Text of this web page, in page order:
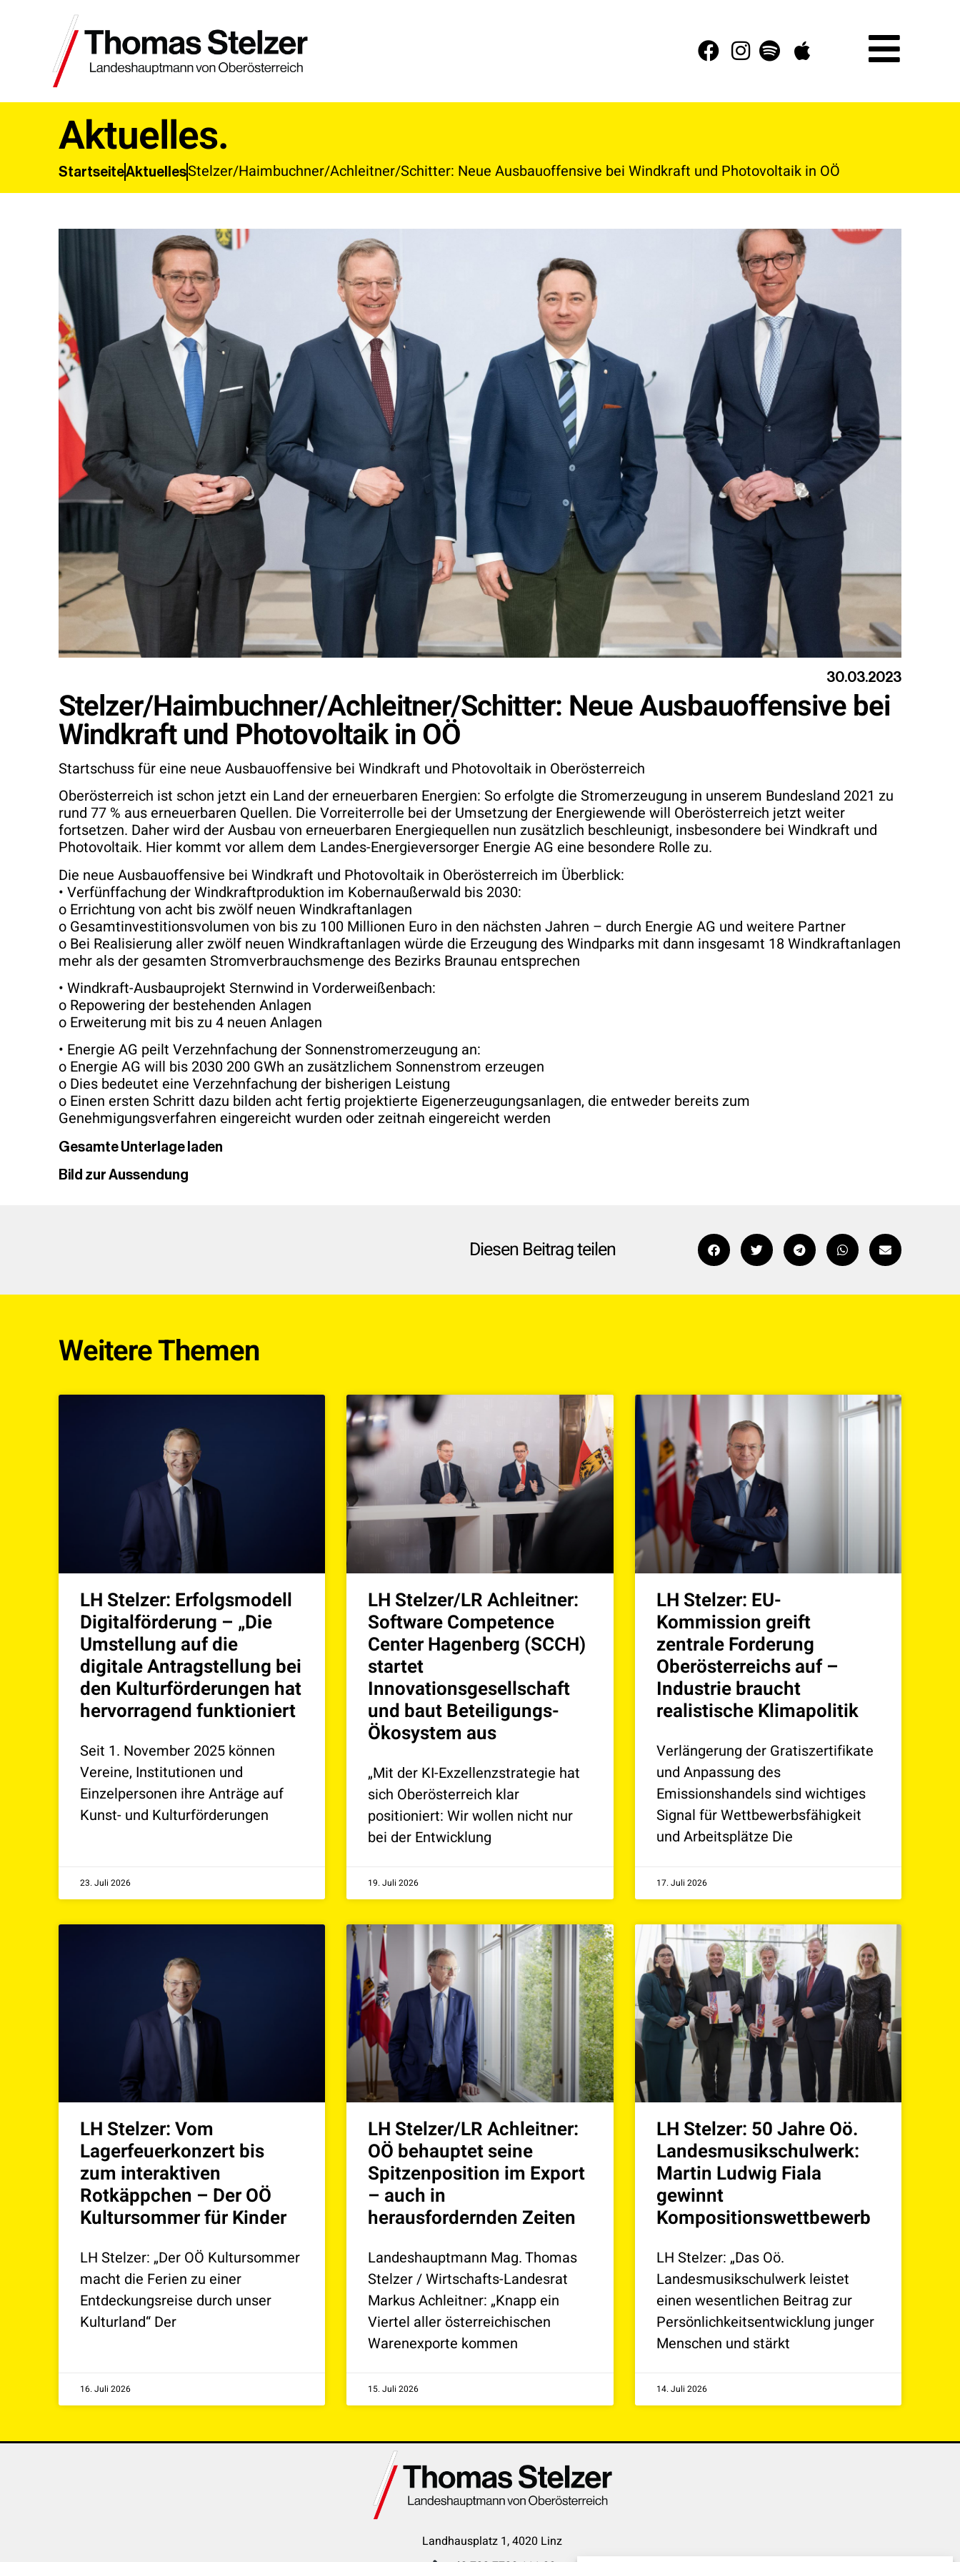
Aktuelles.
StartseiteAktuellesStelzer/Haimbuchner/Achleitner/Schitter: Neue Ausbauoffensive bei Windkraft und Photovoltaik in OÖ
30.03.2023
Stelzer/Haimbuchner/Achleitner/Schitter: Neue Ausbauoffensive bei
Windkraft und Photovoltaik in OÖ
Startschuss für eine neue Ausbauoffensive bei Windkraft und Photovoltaik in Oberösterreich
Oberösterreich ist schon jetzt ein Land der erneuerbaren Energien: So erfolgte die Stromerzeugung in unserem Bundesland 2021 zu
rund 77 % aus erneuerbaren Quellen. Die Vorreiterrolle bei der Umsetzung der Energiewende will Oberösterreich jetzt weiter
fortsetzen. Daher wird der Ausbau von erneuerbaren Energiequellen nun zusätzlich beschleunigt, insbesondere bei Windkraft und
Photovoltaik. Hier kommt vor allem dem Landes-Energieversorger Energie AG eine besondere Rolle zu.
Die neue Ausbauoffensive bei Windkraft und Photovoltaik in Oberösterreich im Überblick:
• Verfünffachung der Windkraftproduktion im Kobernaußerwald bis 2030:
o Errichtung von acht bis zwölf neuen Windkraftanlagen
o Gesamtinvestitionsvolumen von bis zu 100 Millionen Euro in den nächsten Jahren – durch Energie AG und weitere Partner
o Bei Realisierung aller zwölf neuen Windkraftanlagen würde die Erzeugung des Windparks mit dann insgesamt 18 Windkraftanlagen
mehr als der gesamten Stromverbrauchsmenge des Bezirks Braunau entsprechen
• Windkraft-Ausbauprojekt Sternwind in Vorderweißenbach:
o Repowering der bestehenden Anlagen
o Erweiterung mit bis zu 4 neuen Anlagen
• Energie AG peilt Verzehnfachung der Sonnenstromerzeugung an:
o Energie AG will bis 2030 200 GWh an zusätzlichem Sonnenstrom erzeugen
o Dies bedeutet eine Verzehnfachung der bisherigen Leistung
o Einen ersten Schritt dazu bilden acht fertig projektierte Eigenerzeugungsanlagen, die entweder bereits zum
Genehmigungsverfahren eingereicht wurden oder zeitnah eingereicht werden
Gesamte Unterlage laden
Bild zur Aussendung
Diesen Beitrag teilen
Weitere Themen
LH Stelzer: Erfolgsmodell
Digitalförderung – „Die
Umstellung auf die
digitale Antragstellung bei
den Kulturförderungen hat
hervorragend funktioniert
Seit 1. November 2025 können
Vereine, Institutionen und
Einzelpersonen ihre Anträge auf
Kunst- und Kulturförderungen
23. Juli 2026
LH Stelzer/LR Achleitner:
Software Competence
Center Hagenberg (SCCH)
startet
Innovationsgesellschaft
und baut Beteiligungs-
Ökosystem aus
„Mit der KI-Exzellenzstrategie hat
sich Oberösterreich klar
positioniert: Wir wollen nicht nur
bei der Entwicklung
19. Juli 2026
LH Stelzer: EU-
Kommission greift
zentrale Forderung
Oberösterreichs auf –
Industrie braucht
realistische Klimapolitik
Verlängerung der Gratiszertifikate
und Anpassung des
Emissionshandels sind wichtiges
Signal für Wettbewerbsfähigkeit
und Arbeitsplätze Die
17. Juli 2026
LH Stelzer: Vom
Lagerfeuerkonzert bis
zum interaktiven
Rotkäppchen – Der OÖ
Kultursommer für Kinder
LH Stelzer: „Der OÖ Kultursommer
macht die Ferien zu einer
Entdeckungsreise durch unser
Kulturland“ Der
16. Juli 2026
LH Stelzer/LR Achleitner:
OÖ behauptet seine
Spitzenposition im Export
– auch in
herausfordernden Zeiten
Landeshauptmann Mag. Thomas
Stelzer / Wirtschafts-Landesrat
Markus Achleitner: „Knapp ein
Viertel aller österreichischen
Warenexporte kommen
15. Juli 2026
LH Stelzer: 50 Jahre Oö.
Landesmusikschulwerk:
Martin Ludwig Fiala
gewinnt
Kompositionswettbewerb
LH Stelzer: „Das Oö.
Landesmusikschulwerk leistet
einen wesentlichen Beitrag zur
Persönlichkeitsentwicklung junger
Menschen und stärkt
14. Juli 2026
Landhausplatz 1, 4020 Linz